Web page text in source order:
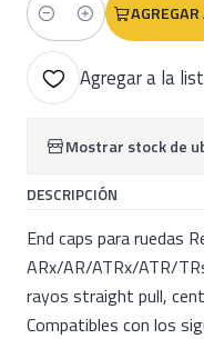
Cantidad
Agregar a la
Mostrar stock de
DESCRIPCIÓN
End caps para ruedas
ARx/AR/ATRx/ATR/
rayos straight pull,
Compatibles con los